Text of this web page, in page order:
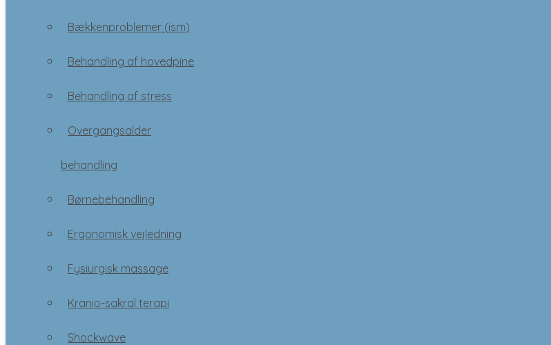
Behandling af hovedpine
Behandling af stress
Overgangsalder
behandling
Børnebehandling
Ergonomisk vejledning
Fysiurgisk massage
Kranio-sakral terapi
Shockwave
Ultralydsscanning
Bækkenproblemer (ism)
Behandling af hovedpine
Behandling af stress
Overgangsalder
behandling
Børnebehandling
Ergonomisk vejledning
Fysiurgisk massage
Kranio-sakral terapi
Shockwave